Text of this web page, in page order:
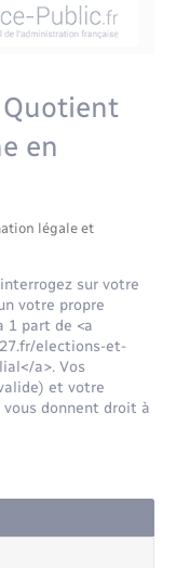
en
légale et
sur votre
votre propre
1 part de <a
elections-et-
a>. Vos
et votre
donnent droit à